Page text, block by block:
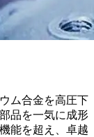
ム合金を高圧下
品を一気に成形
能を超え、卓越